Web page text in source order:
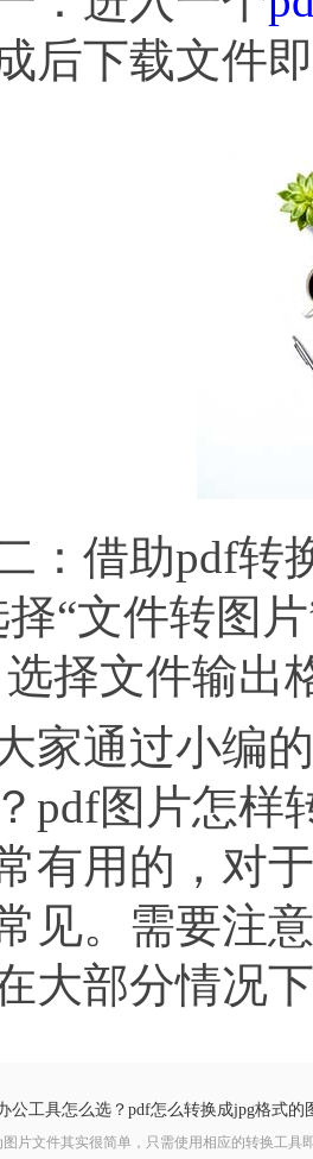
后下载文件
借助pdf转换
“文件转图
择文件输出
通过小编的
pdf图片怎样
有用的，对
见。需要注
大部分情况
公工具怎么选？pdf怎么转换成jpg格式的
文件其实很简单，只需使用相应的转换工具